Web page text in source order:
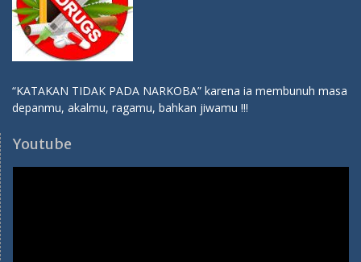
“KATAKAN TIDAK PADA NARKOBA” karena ia membunuh masa
depanmu, akalmu, ragamu, bahkan jiwamu !!!
Youtube